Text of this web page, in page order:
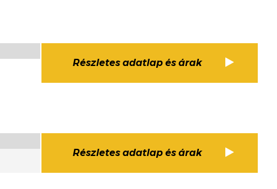
Részletes adatlap és árak
Részletes adatlap és árak